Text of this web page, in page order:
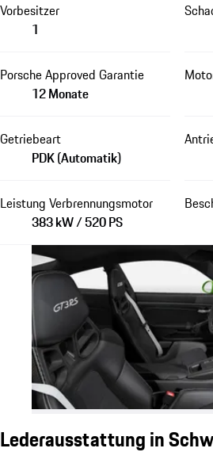
Vorbesitzer
1
Porsche Approved Garantie
12 Monate
Getriebeart
PDK (Automatik)
Leistung Verbrennungsmotor
383 kW / 520 PS
Lederausstattung in